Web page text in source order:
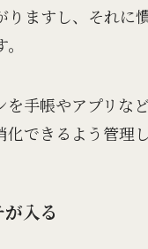
りますし、それに
を手帳やアプリな
できるよう管理
入る